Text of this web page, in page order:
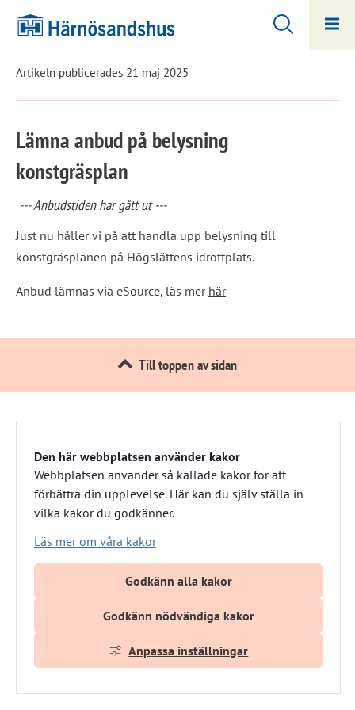
Den här webbplatsen använder kakor
Webbplatsen använder så kallade kakor för att
förbättra din upplevelse. Här kan du själv ställa in
vilka kakor du godkänner.
Läs mer om våra kakor
Godkänn alla kakor
Godkänn nödvändiga kakor
Anpassa inställningar
Artikeln publicerades 21 maj 2025
Lämna anbud på belysning
konstgräsplan
--- Anbudstiden har gått ut ---
Just nu håller vi på att handla upp belysning till
konstgräsplanen på Högslättens idrottplats.
Anbud lämnas via eSource, läs mer här
Till toppen av sidan
Besöksadress: Nybrogatan 13
Växel: 0611-882 00
E-post: info@harnosandshus.se
Om kakor
Tillgänglighets­redogörelse